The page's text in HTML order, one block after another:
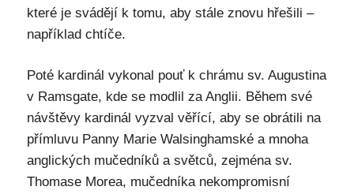
které je svádějí k tomu, aby stále znovu hřešili –
například chtíče.
Poté kardinál vykonal pouť k chrámu sv. Augustina
v Ramsgate, kde se modlil za Anglii. Během své
návštěvy kardinál vyzval věřící, aby se obrátili na
přímluvu Panny Marie Walsinghamské a mnoha
anglických mučedníků a světců, zejména sv.
Thomase Morea, mučedníka nekompromisní